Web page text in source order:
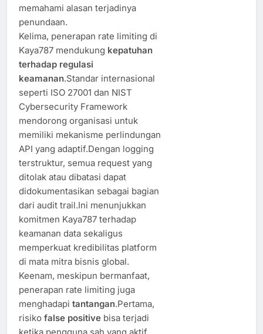
memahami alasan terjadinya
penundaan.
Kelima, penerapan rate limiting di
Kaya787 mendukung kepatuhan
terhadap regulasi
keamanan.Standar internasional
seperti ISO 27001 dan NIST
Cybersecurity Framework
mendorong organisasi untuk
memiliki mekanisme perlindungan
API yang adaptif.Dengan logging
terstruktur, semua request yang
ditolak atau dibatasi dapat
didokumentasikan sebagai bagian
dari audit trail.Ini menunjukkan
komitmen Kaya787 terhadap
keamanan data sekaligus
memperkuat kredibilitas platform
di mata mitra bisnis global.
Keenam, meskipun bermanfaat,
penerapan rate limiting juga
menghadapi tantangan.Pertama,
risiko false positive bisa terjadi